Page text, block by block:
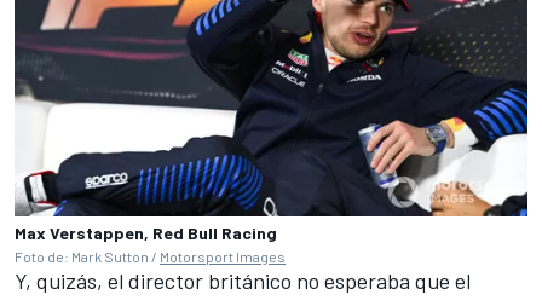
Max Verstappen, Red Bull Racing
Foto de: Mark Sutton / Motorsport Images
Y, quizás, el director británico no esperaba que el